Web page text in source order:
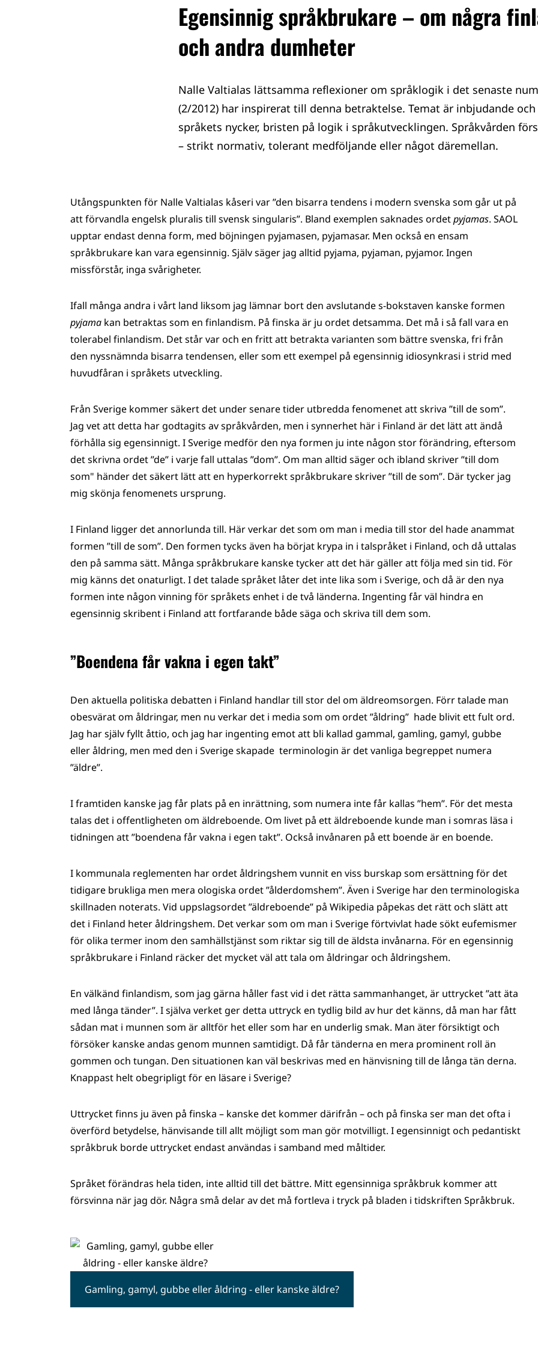
Egensinnig språkbrukare – om några
och andra dumheter
Nalle Valtialas lättsamma reflexioner om språklogik i det senaste
(2/2012) har inspirerat till denna betraktelse. Temat är inbjudande
språkets nycker, bristen på logik i språkutvecklingen. Språkvården
– strikt normativ, tolerant medföljande eller något däremellan.
Utångspunkten för Nalle Valtialas kåseri var ”den bisarra tendens i modern svenska som går ut på
att förvandla engelsk pluralis till svensk singularis”. Bland exemplen saknades ordetpyjamas. SAOL
upptar endast denna form, med böjningen pyjamasen, pyjamasar. Men också en ensam
språkbrukare kan vara egensinnig. Själv säger jag alltid pyjama, pyjaman, pyjamor. Ingen
missförstår, inga svårigheter.
Ifall många andra i vårt land liksom jag lämnar bort den avslutande s-bokstaven kanske formen
pyjama kan betraktas som en finlandism. På finska är ju ordet detsamma. Det må i så fall vara en
tolerabel finlandism. Det står var och en fritt att betrakta varianten som bättre svenska, fri från
den nyssnämnda bisarra tendensen, eller som ett exempel på egensinnig idiosynkrasi i strid med
huvudfåran i språkets utveckling.
Från Sverige kommer säkert det under senare tider utbredda fenomenet att skriva ”till de som”.
Jag vet att detta har godtagits av språkvården, men i synnerhet här i Finland är det lätt att ändå
förhålla sig egensinnigt. I Sverige medför den nya formen ju inte någon stor förändring, eftersom
det skrivna ordet ”de” i varje fall uttalas ”dom”. Om man alltid säger och ibland skriver ”till dom
som" händer det säkert lätt att en hyperkorrekt språkbrukare skriver ”till de som”. Där tycker jag
mig skönja fenomenets ursprung.
I Finland ligger det annorlunda till. Här verkar det som om man i media till stor del hade anammat
formen ”till de som”. Den formen tycks även ha börjat krypa in i talspråket i Finland, och då uttalas
den på samma sätt. Många språkbrukare kanske tycker att det här gäller att följa med sin tid. För
mig känns det onaturligt. I det talade språket låter det inte lika som i Sverige, och då är den nya
formen inte någon vinning för språkets enhet i de två länderna. Ingenting får väl hindra en
egensinnig skribent i Finland att fortfarande både säga och skriva till dem som.
”Boendena får vakna i egen takt”
Den aktuella politiska debatten i Finland handlar till stor del om äldreomsorgen. Förr talade man
obesvärat om åldringar, men nu verkar det i media som om ordet ”åldring” hade blivit ett fult ord.
Jag har själv fyllt åttio, och jag har ingenting emot att bli kallad gammal, gamling, gamyl, gubbe
eller åldring, men med den i Sverige skapade terminologin är det vanliga begreppet numera
”äldre”.
I framtiden kanske jag får plats på en inrättning, som numera inte får kallas ”hem”. För det mesta
talas det i offentligheten om äldreboende. Om livet på ett äldreboende kunde man i somras läsa i
tidningen att ”boendena får vakna i egen takt”. Också invånaren på ett boende är en boende.
I kommunala reglementen har ordet åldringshem vunnit en viss burskap som ersättning för det
tidigare brukliga men mera ologiska ordet ”ålderdomshem”. Även i Sverige har den terminologiska
skillnaden noterats. Vid uppslagsordet ”äldreboende” på Wikipedia påpekas det rätt och slätt att
det i Finland heter åldringshem. Det verkar som om man i Sverige förtvivlat hade sökt eufemismer
för olika termer inom den samhällstjänst som riktar sig till de äldsta invånarna. För en egensinnig
språkbrukare i Finland räcker det mycket väl att tala om åldringar och åldringshem.
En välkänd finlandism, som jag gärna håller fast vid i det rätta sammanhanget, är uttrycket ”att äta
med långa tänder”. I själva verket ger detta uttryck en tydlig bild av hur det känns, då man har fått
sådan mat i munnen som är alltför het eller som har en underlig smak. Man äter försiktigt och
försöker kanske andas genom munnen samtidigt. Då får tänderna en mera prominent roll än
gommen och tungan. Den situationen kan väl beskrivas med en hänvisning till de långa tän derna.
Knappast helt obegripligt för en läsare i Sverige?
Uttrycket finns ju även på finska – kanske det kommer därifrån – och på finska ser man det ofta i
överförd betydelse, hänvisande till allt möjligt som man gör motvilligt. I egensinnigt och pedantiskt
språkbruk borde uttrycket endast användas i samband med måltider.
Språket förändras hela tiden, inte alltid till det bättre. Mitt egensinniga språkbruk kommer att
försvinna när jag dör. Några små delar av det må fortleva i tryck på bladen i tidskriften Språkbruk.
Gamling, gamyl, gubbe eller åldring - eller kanske äldre?